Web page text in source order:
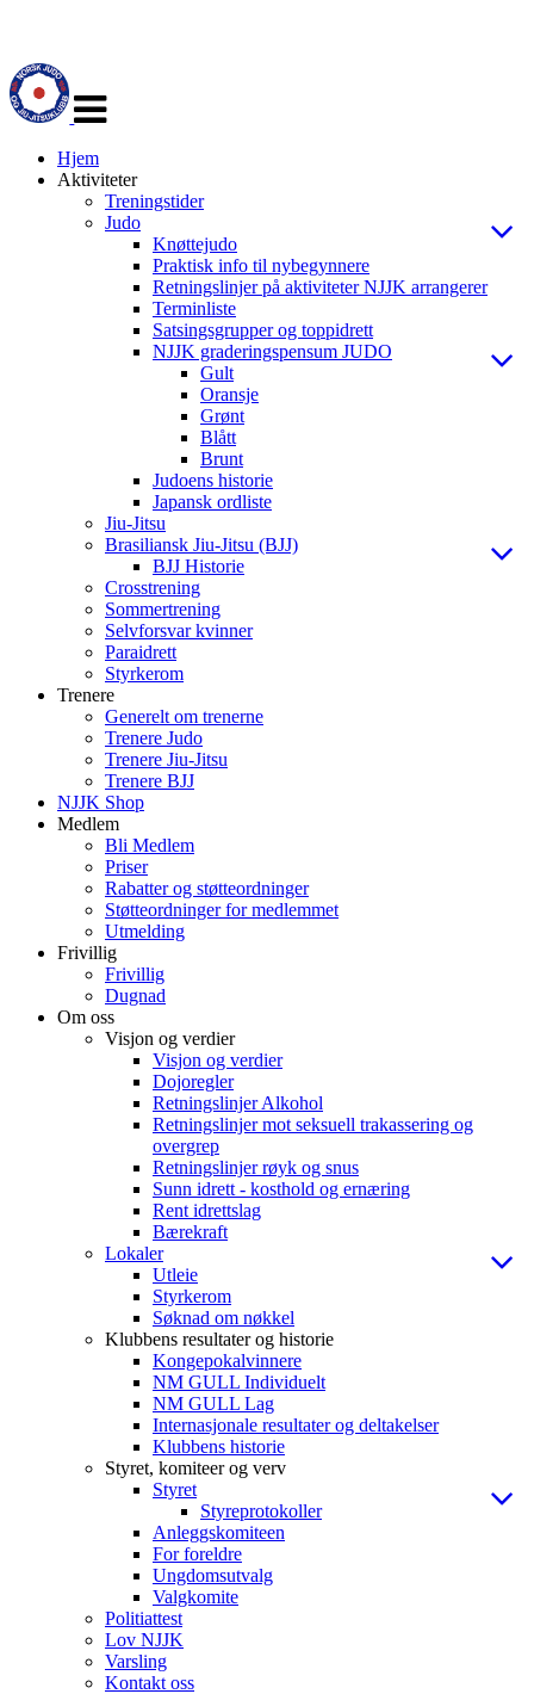
navigasjon
Hjem
Aktiviteter
Treningstider
Judo
Knøttejudo
Praktisk info til nybegynnere
Retningslinjer på aktiviteter NJJK arrangerer
Terminliste
Satsingsgrupper og toppidrett
NJJK graderingspensum JUDO
Gult
Oransje
Grønt
Blått
Brunt
Judoens historie
Japansk ordliste
Jiu-Jitsu
Brasiliansk Jiu-Jitsu (BJJ)
BJJ Historie
Crosstrening
Sommertrening
Selvforsvar kvinner
Paraidrett
Styrkerom
Trenere
Generelt om trenerne
Trenere Judo
Trenere Jiu-Jitsu
Trenere BJJ
NJJK Shop
Medlem
Bli Medlem
Priser
Rabatter og støtteordninger
Støtteordninger for medlemmet
Utmelding
Frivillig
Frivillig
Dugnad
Om oss
Visjon og verdier
Visjon og verdier
Dojoregler
Retningslinjer Alkohol
Retningslinjer mot seksuell trakassering og
overgrep
Retningslinjer røyk og snus
Sunn idrett - kosthold og ernæring
Rent idrettslag
Bærekraft
Lokaler
Utleie
Styrkerom
Søknad om nøkkel
Klubbens resultater og historie
Kongepokalvinnere
NM GULL Individuelt
NM GULL Lag
Internasjonale resultater og deltakelser
Klubbens historie
Styret, komiteer og verv
Styret
Styreprotokoller
Anleggskomiteen
For foreldre
Ungdomsutvalg
Valgkomite
Politiattest
Lov NJJK
Varsling
Kontakt oss